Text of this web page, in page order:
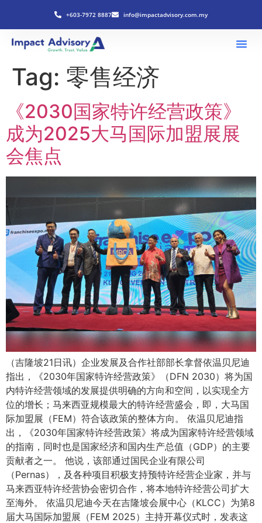
+603-7972 8887 info@impactadvisory.com.my
Tag: 零售经济
《2030国家特许经营政策》
成为2025大马国际加盟展展
会焦点
（吉隆坡21日讯）企业发展及合作社部部长拿督依温贝尼迪
指出，《2030年国家特许经营政策》（DFN 2030）将为国
内特许经营领域的发展提供明确的方向和空间，以实现全方
位的增长；马来西亚规模最大的特许经营盛会，即，大马国
际加盟展（FEM）符合该政策的整体方向。 依温贝尼迪指
出，《2030年国家特许经营政策》将成为国家特许经营领域
的指南，同时也是国家经济和国内生产总值（GDP）的主要
贡献者之一。 他说，该部通过国民企业有限公司
（Pernas），及各种项目积极支持预特许经营企业家，并与
马来西亚特许经营协会密切合作，将本地特许经营公司扩大
至海外。 依温贝尼迪今天在吉隆坡会展中心（KLCC）为第8
届大马国际加盟展（FEM 2025）主持开幕仪式时，发表这